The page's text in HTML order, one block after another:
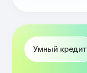
Умный кредит